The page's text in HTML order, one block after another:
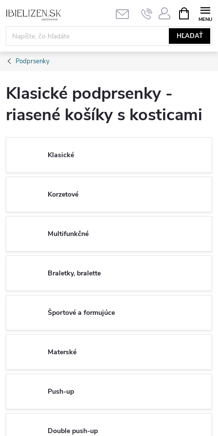
na
obsah
HĽADAŤ
KOŠÍK
Podprsenky
Klasické podprsenky -
riasené košíky s kosticami
Klasické
Korzetové
Multifunkčné
Braletky, bralette
Športové a formujúce
Materské
Push-up
Double push-up